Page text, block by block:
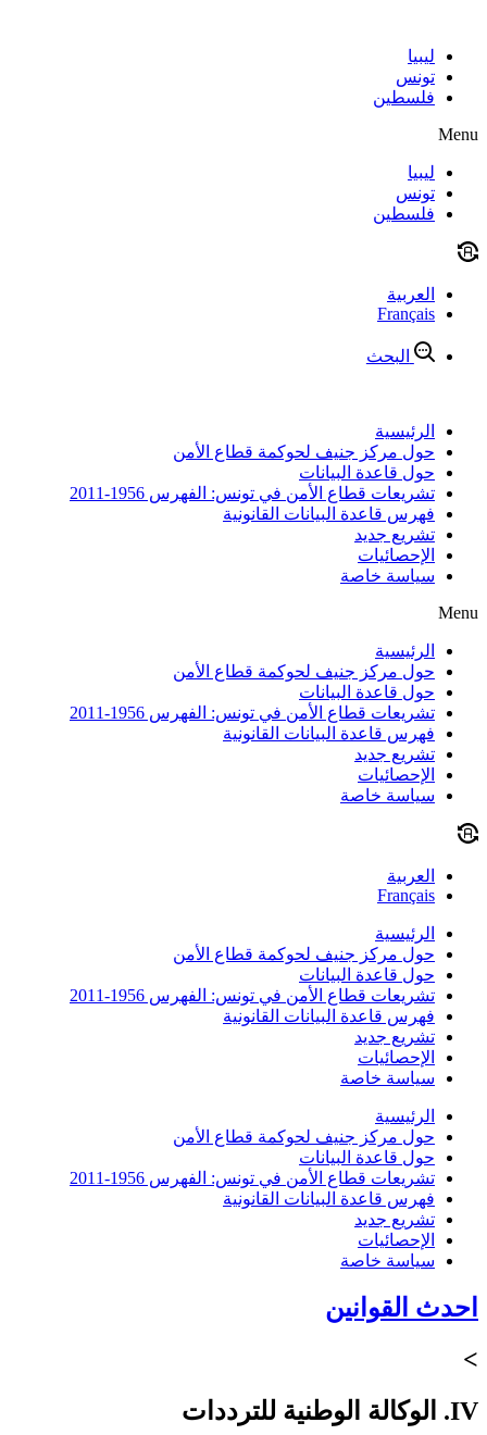
contentليبيا
تونس
فلسطين
Menu
ليبيا
تونس
فلسطين
العربية
Français
البحث
الرئيسية
حول مركز جنيف لحوكمة قطاع الأمن
حول قاعدة البيانات
تشريعات قطاع الأمن في تونس: الفهرس 1956-2011
فهرس قاعدة البيانات القانونية
تشريع جديد
الإحصائيات
سياسة خاصة
Menu
الرئيسية
حول مركز جنيف لحوكمة قطاع الأمن
حول قاعدة البيانات
تشريعات قطاع الأمن في تونس: الفهرس 1956-2011
فهرس قاعدة البيانات القانونية
تشريع جديد
الإحصائيات
سياسة خاصة
العربية
Français
الرئيسية
حول مركز جنيف لحوكمة قطاع الأمن
حول قاعدة البيانات
تشريعات قطاع الأمن في تونس: الفهرس 1956-2011
فهرس قاعدة البيانات القانونية
تشريع جديد
الإحصائيات
سياسة خاصة
الرئيسية
حول مركز جنيف لحوكمة قطاع الأمن
حول قاعدة البيانات
تشريعات قطاع الأمن في تونس: الفهرس 1956-2011
فهرس قاعدة البيانات القانونية
تشريع جديد
الإحصائيات
سياسة خاصة
احدث القوانين
>
IV. الوكالة الوطنية للترددات